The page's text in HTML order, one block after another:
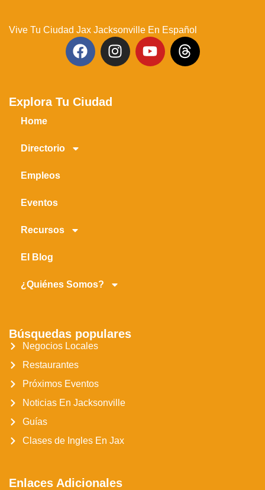
Vive Tu Ciudad Jax Jacksonville En Español
Explora Tu Ciudad
Home
Directorio
Empleos
Eventos
Recursos
El Blog
¿Quiénes Somos?
Búsquedas populares
Negocios Locales
Restaurantes
Próximos Eventos
Noticias En Jacksonville
Guías
Clases de Ingles En Jax
Enlaces Adicionales